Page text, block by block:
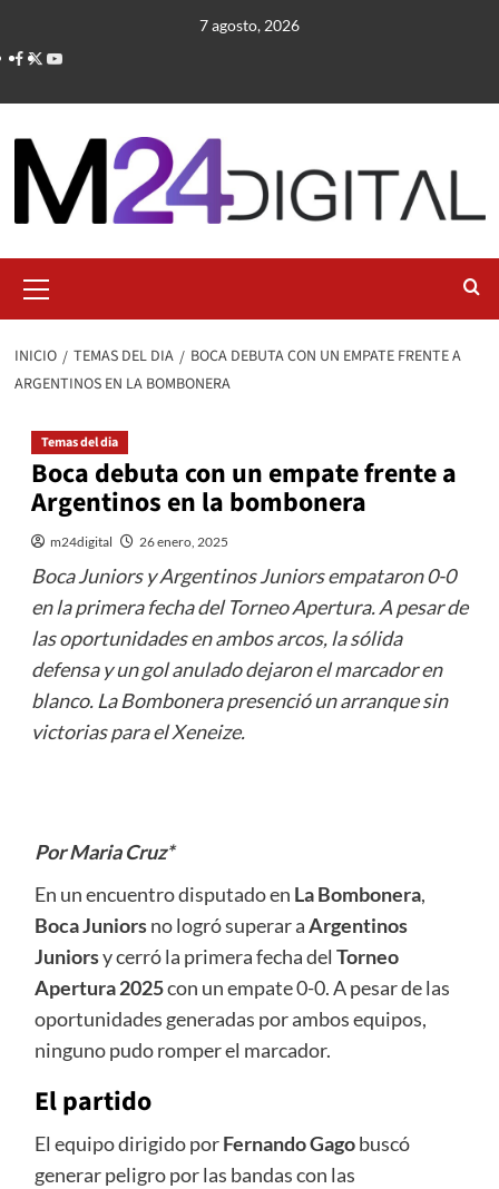
contenido
7 agosto, 2026
primario
INICIO TEMAS DEL DIA
BOCA DEBUTA CON UN EMPATE FRENTE A
ARGENTINOS EN LA BOMBONERA
Temas del dia
Boca debuta con un empate frente a
Argentinos en la bombonera
m24digital 26 enero, 2025
Boca Juniors y Argentinos Juniors empataron 0-0
en la primera fecha del Torneo Apertura. A pesar de
las oportunidades en ambos arcos, la sólida
defensa y un gol anulado dejaron el marcador en
blanco. La Bombonera presenció un arranque sin
victorias para el Xeneize.
Por Maria Cruz*
En un encuentro disputado en La Bombonera,
Boca Juniorsno logró superar aArgentinos
Juniorsy cerró la primera fecha del Torneo
Apertura 2025con un empate 0-0. A pesar de las
oportunidades generadas por ambos equipos,
ninguno pudo romper el marcador.
El partido
El equipo dirigido porFernando Gagobuscó
generar peligro por las bandas con las